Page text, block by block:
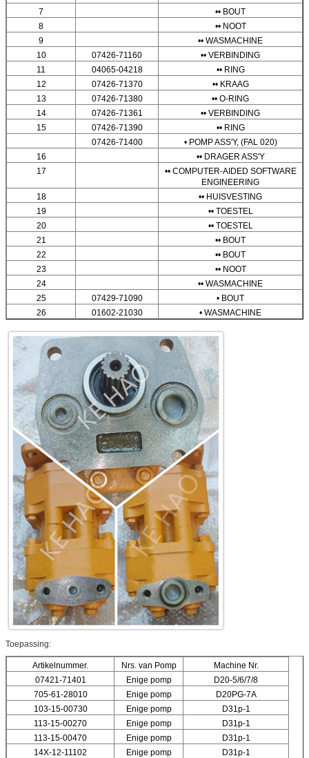
7
•• BOUT
8
•• NOOT
9
•• WASMACHINE
10
07426-71160
•• VERBINDING
11
04065-04218
•• RING
12
07426-71370
•• KRAAG
13
07426-71380
•• O-RING
14
07426-71361
•• VERBINDING
15
07426-71390
•• RING
07426-71400
• POMP ASS'Y, (FAL 020)
16
•• DRAGER ASS'Y
17
•• COMPUTER-AIDED SOFTWARE
ENGINEERING
18
•• HUISVESTING
19
•• TOESTEL
20
•• TOESTEL
21
•• BOUT
22
•• BOUT
23
•• NOOT
24
•• WASMACHINE
25
07429-71090
• BOUT
26
01602-21030 • WASMACHINE
Toepassing:
Artikelnummer. Nrs. van Pomp
Machine Nr.
07421-71401
Enige pomp
D20-5/6/7/8
705-61-28010
Enige pomp
D20PG-7A
103-15-00730
Enige pomp
D31p-1
113-15-00270
Enige pomp
D31p-1
113-15-00470
Enige pomp
D31p-1
14X-12-11102
Enige pomp
D31p-1